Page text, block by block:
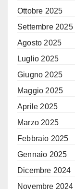
Ottobre 2025
Settembre 2025
Agosto 2025
Luglio 2025
Giugno 2025
Maggio 2025
Aprile 2025
Marzo 2025
Febbraio 2025
Gennaio 2025
Dicembre 2024
Novembre 2024